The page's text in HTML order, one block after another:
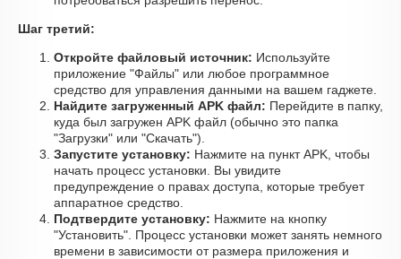
Шаг третий:
Откройте файловый источник: Используйте
приложение "Файлы" или любое программное
средство для управления данными на вашем гаджете.
Найдите загруженный APK файл: Перейдите в папку,
куда был загружен APK файл (обычно это папка
"Загрузки" или "Скачать").
Запустите установку: Нажмите на пункт APK, чтобы
начать процесс установки. Вы увидите
предупреждение о правах доступа, которые требует
аппаратное средство.
Подтвердите установку: Нажмите на кнопку
"Установить". Процесс установки может занять немного
времени в зависимости от размера приложения и